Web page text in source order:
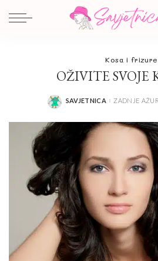
Kosa i frizure
OŽIVITE SVOJE
POSTED
SAVJETNICA ZADNJE